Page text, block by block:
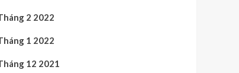
2 2022
1 2022
12 2021